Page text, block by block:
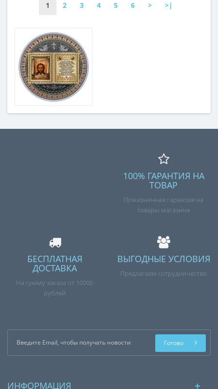
1 2 3 4 5 6 > >|
100% ГАРАНТИЯ НА
ТОВАР
Пожизненная гарантия на
товары магазина
БЕСПЛАТНАЯ
ДОСТАВКА
На сумму заказа от 10000
рублей
ВЫГОДНЫЕ УСЛОВИЯ
Предлагаем сотрудничество
Готово
ИНФОРМАЦИЯ